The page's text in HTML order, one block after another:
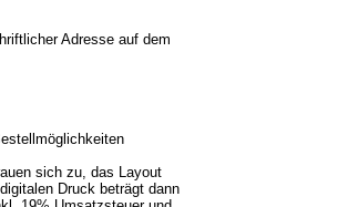
Adresse auf dem
sich zu, das Layout
Druck beträgt dann